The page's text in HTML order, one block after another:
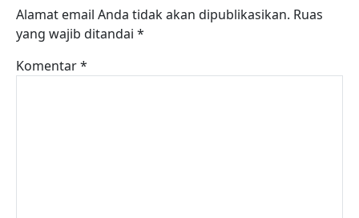
Alamat email Anda tidak akan dipublikasikan. Ruas
yang wajib ditandai *
Komentar*